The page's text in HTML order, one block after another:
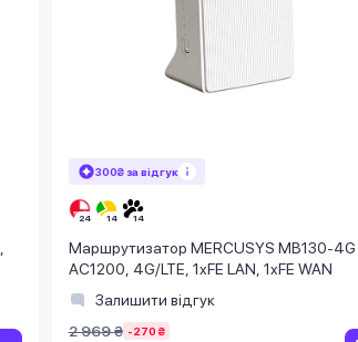
300₴ за відгук
Маршрутизатор MERCUSYS MB130-4G
AC1200, 4G/LTE, 1xFE LAN, 1xFE WAN
Залишити відгук
2 969 ₴ -270 ₴